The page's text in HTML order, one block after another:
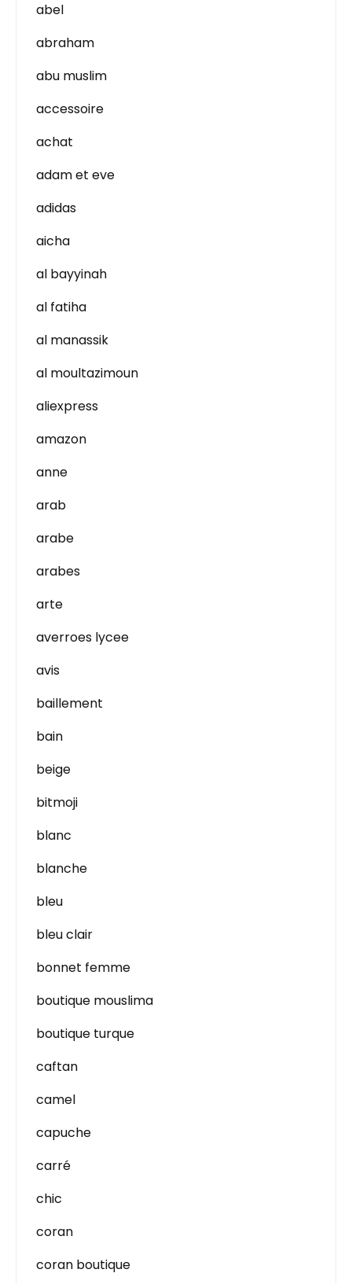
abel
abraham
abu muslim
accessoire
achat
adam et eve
adidas
aicha
al bayyinah
al fatiha
al manassik
al moultazimoun
aliexpress
amazon
anne
arab
arabe
arabes
arte
averroes lycee
avis
baillement
bain
beige
bitmoji
blanc
blanche
bleu
bleu clair
bonnet femme
boutique mouslima
boutique turque
caftan
camel
capuche
carré
chic
coran
coran boutique